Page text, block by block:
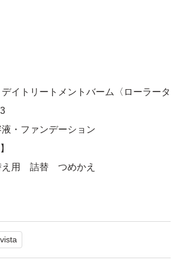
イトリートメントバーム〈ローラータ
・ファンデーション
え用 詰替 つめかえ
付き
せ